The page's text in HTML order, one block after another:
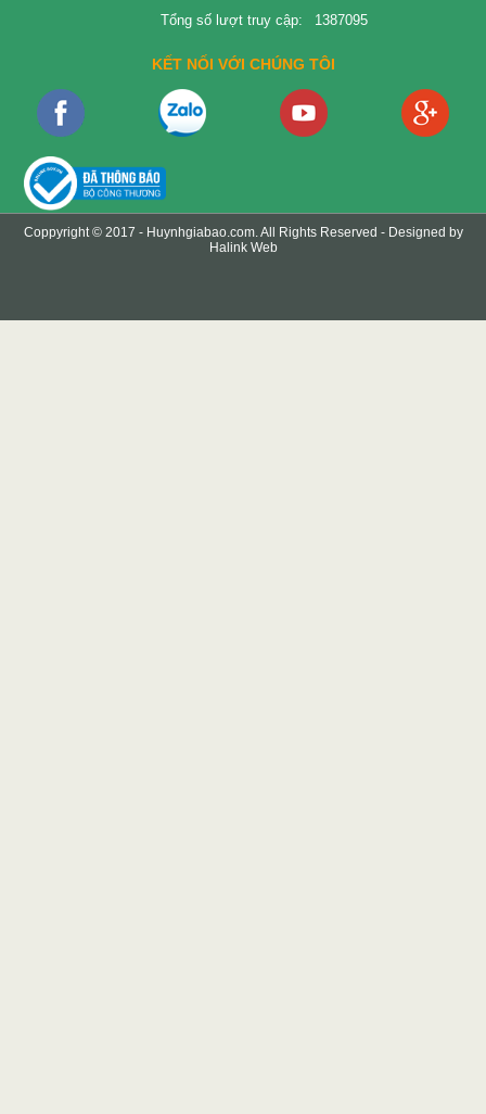
Tổng số lượt truy cập:
1387095
KẾT NỐI VỚI CHÚNG TÔI
Coppyright © 2017 - Huynhgiabao.com. All Rights Reserved - Designed by
Halink Web